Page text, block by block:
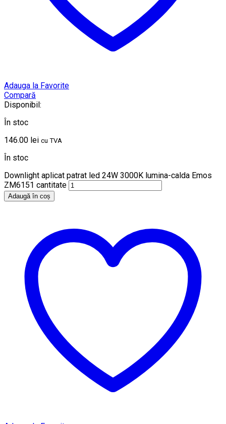
Adauga la Favorite
Compară
Disponibil:
În stoc
146.00 lei cu TVA
În stoc
Downlight aplicat patrat led 24W 3000K lumina-calda Emos
ZM6151 cantitate
Adaugă în coș